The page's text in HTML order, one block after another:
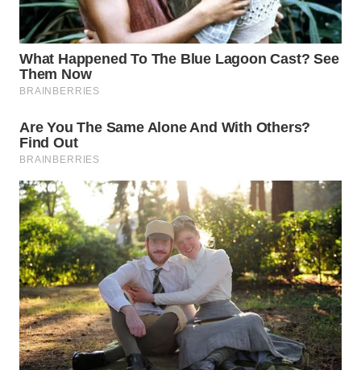
WN
KARAWANG
WN
WN
BOGOR
WN
DEPOK
WN
TAPANULI
UTARA
WN
SAMOSIR